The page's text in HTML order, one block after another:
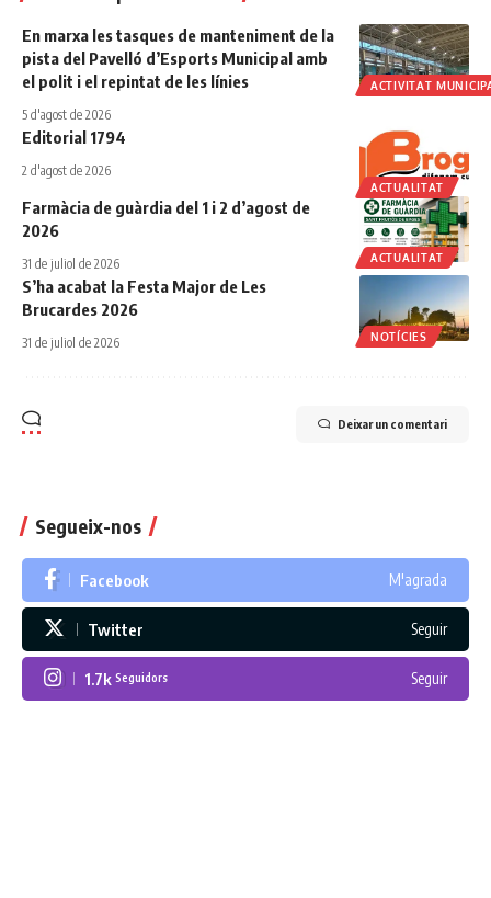
ACTIVITAT
En marxa les tasques de manteniment de la
pista del Pavelló d’Esports Municipal amb
el polit i el repintat de les línies
5 d'agost de 2026
ACTUALITAT
Editorial 1794
2 d'agost de 2026
ACTUALITAT
Farmàcia de guàrdia del 1 i 2 d’agost de
2026
31 de juliol de 2026
NOTÍCIES
S’ha acabat la Festa Major de Les
Brucardes 2026
31 de juliol de 2026
Deixar un comentari
Segueix-nos
Facebook M'agrada
Twitter Seguir
1.7k Seguidors Seguir